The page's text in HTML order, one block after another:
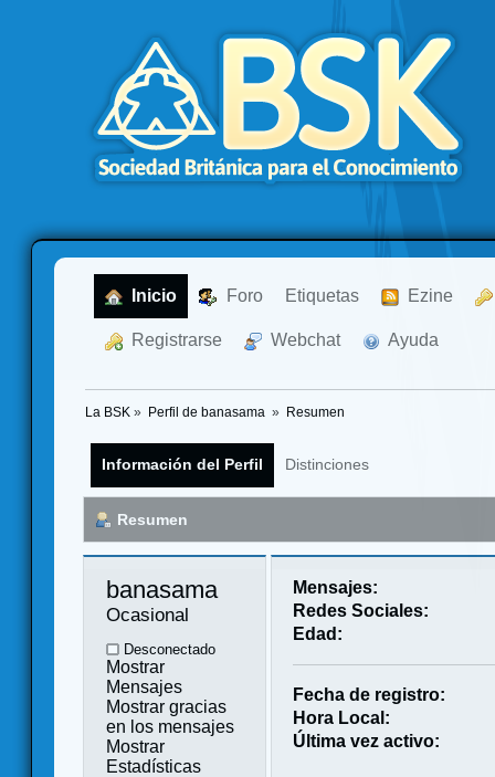
Inicio Foro Etiquetas Ezine
Registrarse Webchat Ayuda
La BSK » Perfil de banasama » Resumen
Información del Perfil Distinciones
Resumen
banasama
Ocasional
Desconectado
Mostrar
Mensajes
Mostrar gracias
en los mensajes
Mostrar
Estadísticas
Mensajes:
Redes Sociales:
Edad:
Fecha de registro:
Hora Local:
Última vez activo: